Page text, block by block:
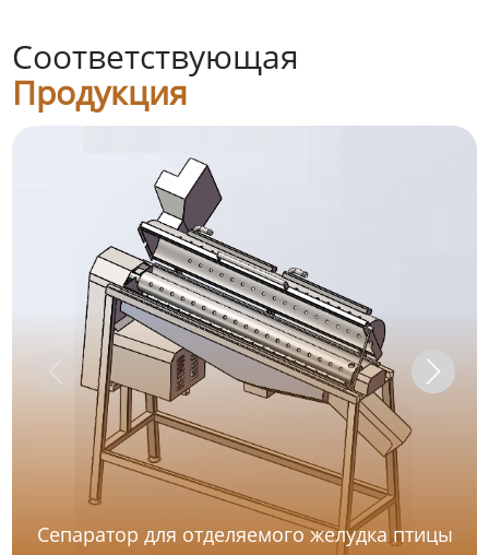
Соответствующая
Продукция
Сепаратор для отделяемого желудка птицы